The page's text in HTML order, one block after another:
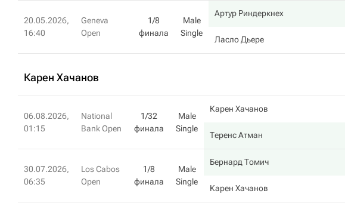
20.05.2026,
16:40
Geneva
Open
1/8
финала
Male
Single
Артур Риндеркнех
Ласло Дьере
Карен Хачанов
06.08.2026,
01:15
National
Bank Open
1/32
финала
Male
Single
Карен Хачанов
Теренс Атман
30.07.2026,
06:35
Los Cabos
Open
1/8
финала
Male
Single
Бернард Томич
Карен Хачанов